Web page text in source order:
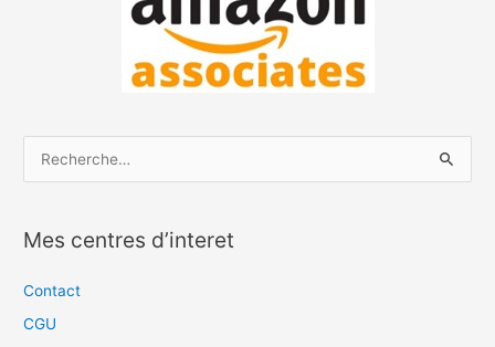
h
e
Mes centres d’interet
Contact
CGU